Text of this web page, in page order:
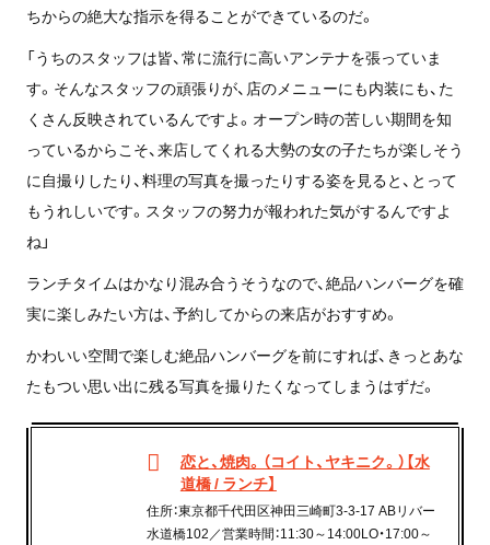
ちからの絶大な指示を得ることができているのだ。
「うちのスタッフは皆、常に流行に高いアンテナを張っていま
す。そんなスタッフの頑張りが、店のメニューにも内装にも、た
くさん反映されているんですよ。オープン時の苦しい期間を知
っているからこそ、来店してくれる大勢の女の子たちが楽しそう
に自撮りしたり、料理の写真を撮ったりする姿を見ると、とって
もうれしいです。スタッフの努力が報われた気がするんですよ
ね」
ランチタイムはかなり混み合うそうなので、絶品ハンバーグを確
実に楽しみたい方は、予約してからの来店がおすすめ。
かわいい空間で楽しむ絶品ハンバーグを前にすれば、きっとあな
たもつい思い出に残る写真を撮りたくなってしまうはずだ。
恋と、焼肉。（コイト、ヤキニク。）【水
道橋 / ランチ】
住所：東京都千代田区神田三崎町3-3-17 ABリバー
水道橋102／営業時間：11:30～14:00LO・17:00～